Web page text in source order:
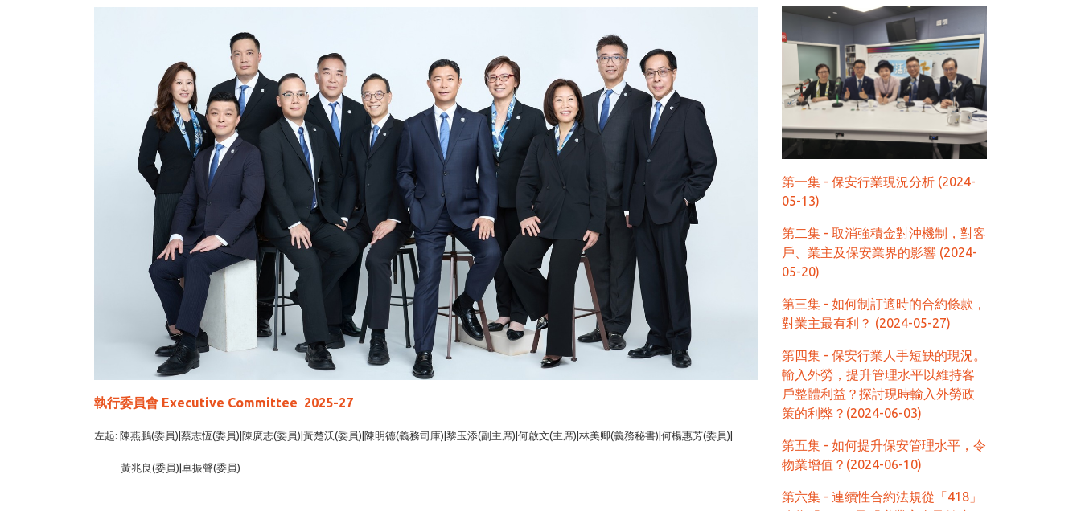
執行委員會 Executive Committee 2025-27
左起: 陳燕鵬(委員)|蔡志恆(委員)|陳廣志(委員)|黃楚沃(委員)|陳明德(義務司庫)|黎玉添(副主席)|何啟文(主席)|林美卿(義務秘書)|何楊惠芳(委員)|
黃兆良(委員)|卓振聲(委員)
第一集 - 保安行業現況分析 (2024-
05-13)
第二集 - 取消強積金對沖機制，對客
戶、業主及保安業界的影響 (2024-
05-20)
第三集 - 如何制訂適時的合約條款，
對業主最有利？ (2024-05-27)
第四集 - 保安行業人手短缺的現況。
輸入外勞，提升管理水平以維持客
戶整體利益？探討現時輸入外勞政
策的利弊？(2024-06-03)
第五集 - 如何提升保安管理水平，令
物業增值？(2024-06-10)
第六集 - 連續性合約法規從「418」